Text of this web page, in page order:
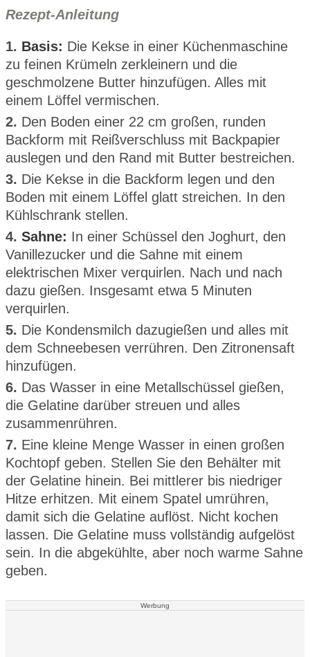
Rezept-Anleitung
1. Basis: Die Kekse in einer Küchenmaschine
zu feinen Krümeln zerkleinern und die
geschmolzene Butter hinzufügen. Alles mit
einem Löffel vermischen.
2. Den Boden einer 22 cm großen, runden
Backform mit Reißverschluss mit Backpapier
auslegen und den Rand mit Butter bestreichen.
3. Die Kekse in die Backform legen und den
Boden mit einem Löffel glatt streichen. In den
Kühlschrank stellen.
4. Sahne: In einer Schüssel den Joghurt, den
Vanillezucker und die Sahne mit einem
elektrischen Mixer verquirlen. Nach und nach
dazu gießen. Insgesamt etwa 5 Minuten
verquirlen.
5. Die Kondensmilch dazugießen und alles mit
dem Schneebesen verrühren. Den Zitronensaft
hinzufügen.
6. Das Wasser in eine Metallschüssel gießen,
die Gelatine darüber streuen und alles
zusammenrühren.
7. Eine kleine Menge Wasser in einen großen
Kochtopf geben. Stellen Sie den Behälter mit
der Gelatine hinein. Bei mittlerer bis niedriger
Hitze erhitzen. Mit einem Spatel umrühren,
damit sich die Gelatine auflöst. Nicht kochen
lassen. Die Gelatine muss vollständig aufgelöst
sein. In die abgekühlte, aber noch warme Sahne
geben.
Werbung